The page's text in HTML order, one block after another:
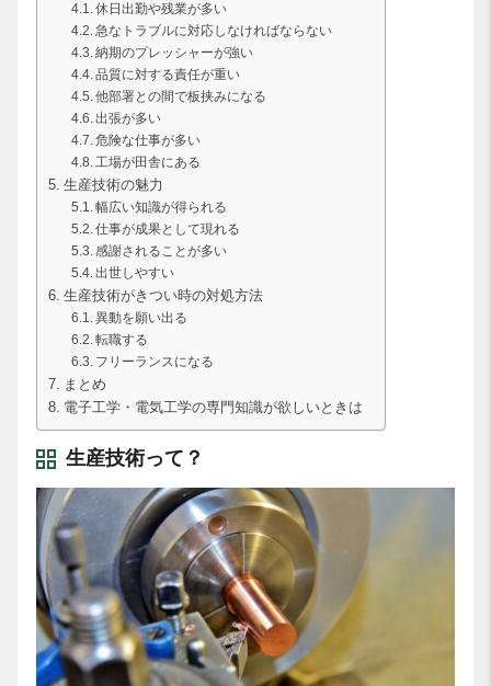
休日出勤や残業が多い
急なトラブルに対応しなければならない
納期のプレッシャーが強い
品質に対する責任が重い
他部署との間で板挟みになる
出張が多い
危険な仕事が多い
工場が田舎にある
生産技術の魅力
幅広い知識が得られる
仕事が成果として現れる
感謝されることが多い
出世しやすい
生産技術がきつい時の対処方法
異動を願い出る
転職する
フリーランスになる
まとめ
電子工学・電気工学の専門知識が欲しいときは
生産技術って？